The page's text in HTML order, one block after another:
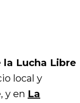
Lucha Libre
local y
y en La